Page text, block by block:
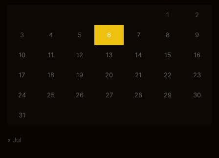
1 2
3 4 5 6 7 8 9
10 11 12 13 14 15 16
17 18 19 20 21 22 23
24 25 26 27 28 29 30
31
« Jul